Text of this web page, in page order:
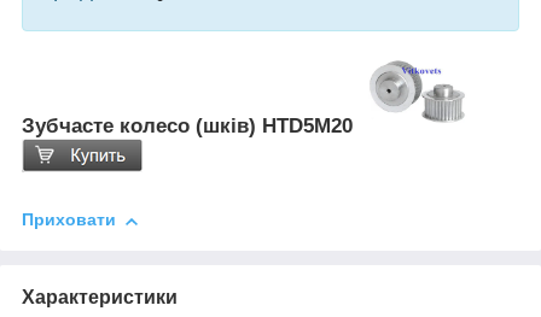
Зубчасте колесо (шків) HTD5M20
Приховати
Характеристики